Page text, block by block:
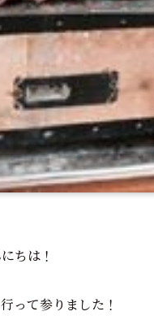
ちは！
って参りました！